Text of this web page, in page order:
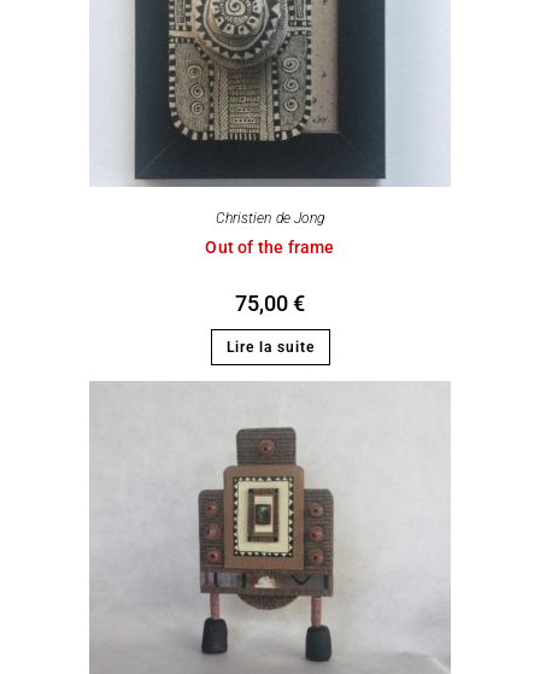
Christien de Jong
Out of the frame
75,00€
Lire la suite